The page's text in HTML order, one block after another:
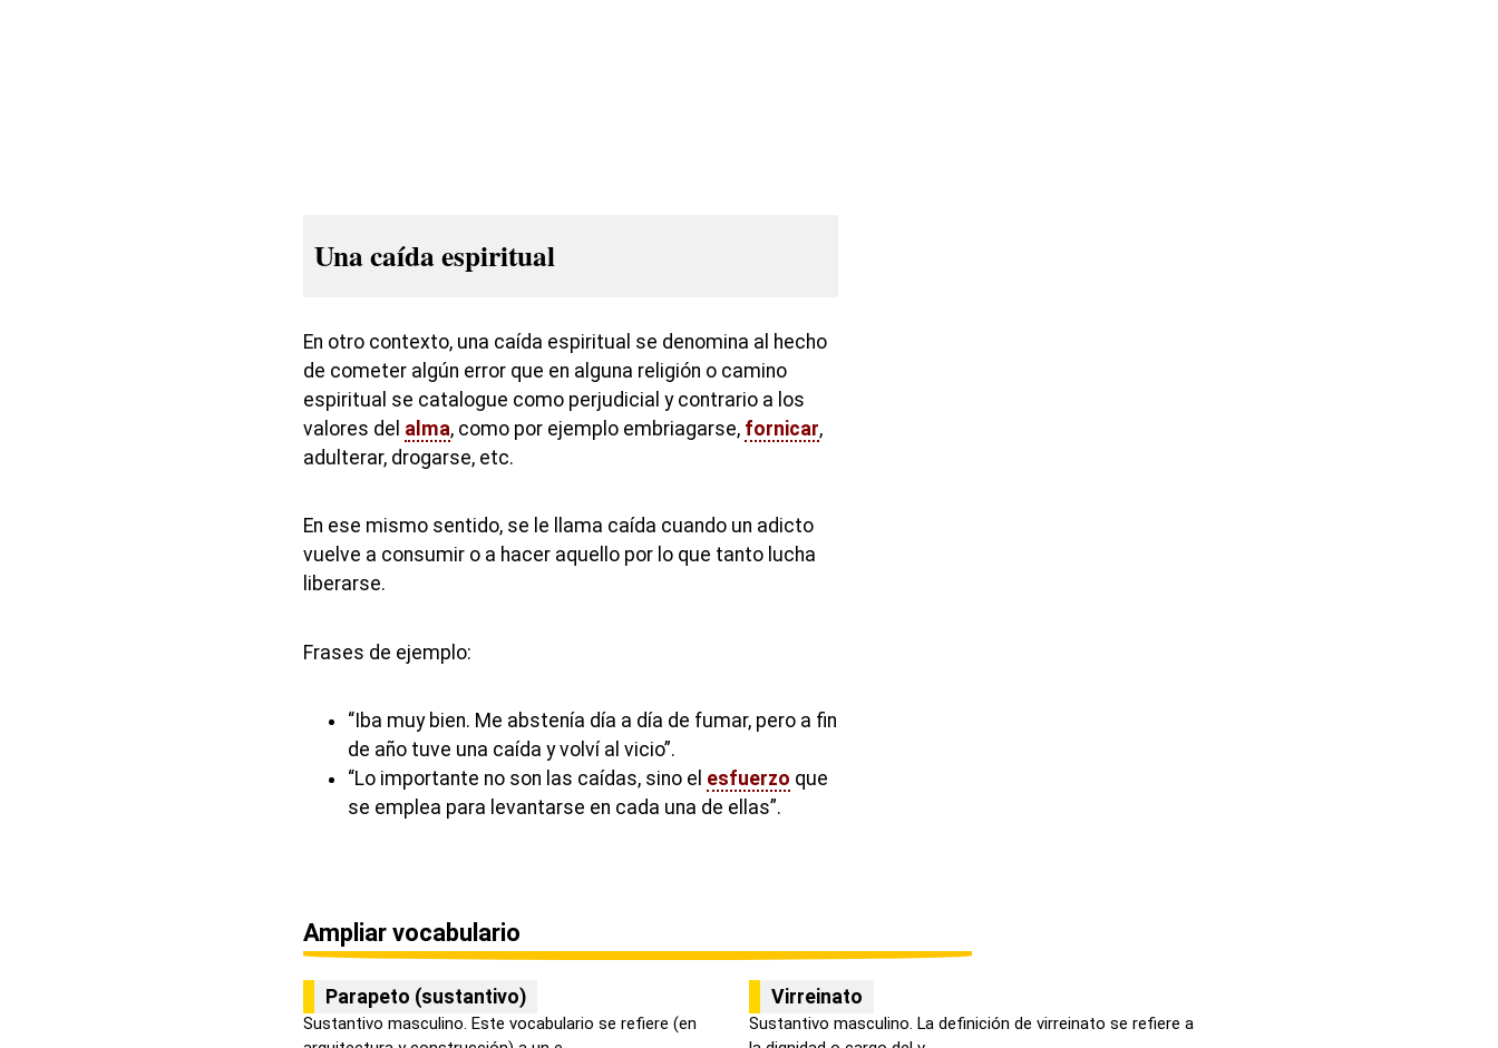
Una caída espiritual
En otro contexto, una caída espiritual se denomina al hecho
de cometer algún error que en alguna religión o camino
espiritual se catalogue como perjudicial y contrario a los
valores del alma, como por ejemplo embriagarse, fornicar,
adulterar, drogarse, etc.
En ese mismo sentido, se le llama caída cuando un adicto
vuelve a consumir o a hacer aquello por lo que tanto lucha
liberarse.
Frases de ejemplo:
“Iba muy bien. Me abstenía día a día de fumar, pero a fin
de año tuve una caída y volví al vicio”.
“Lo importante no son las caídas, sino el esfuerzo que
se emplea para levantarse en cada una de ellas”.
Ampliar vocabulario
Parapeto (sustantivo)
Sustantivo masculino. Este vocabulario se refiere (en
Virreinato
Sustantivo masculino. La definición de virreinato se refiere a